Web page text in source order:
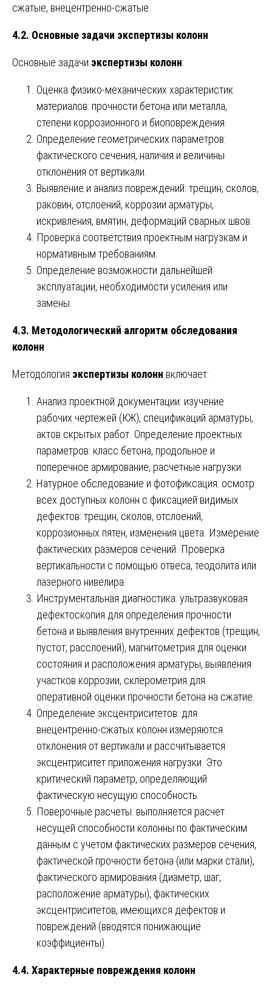
сжатые, внецентренно-сжатые.
4.2. Основные задачи экспертизы колонн
Основные задачи экспертизы колонн:
Оценка физико-механических характеристик
материалов: прочности бетона или металла,
степени коррозионного и биоповреждения.
Определение геометрических параметров:
фактического сечения, наличия и величины
отклонения от вертикали.
Выявление и анализ повреждений: трещин, сколов,
раковин, отслоений, коррозии арматуры,
искривления, вмятин, деформаций сварных швов.
Проверка соответствия проектным нагрузкам и
нормативным требованиям.
Определение возможности дальнейшей
эксплуатации, необходимости усиления или
замены.
4.3. Методологический алгоритм обследования
колонн
Методология экспертизы колонн включает:
Анализ проектной документации: изучение
рабочих чертежей (КЖ), спецификаций арматуры,
актов скрытых работ. Определение проектных
параметров: класс бетона, продольное и
поперечное армирование, расчетные нагрузки.
Натурное обследование и фотофиксация: осмотр
всех доступных колонн с фиксацией видимых
дефектов: трещин, сколов, отслоений,
коррозионных пятен, изменения цвета. Измерение
фактических размеров сечений. Проверка
вертикальности с помощью отвеса, теодолита или
лазерного нивелира.
Инструментальная диагностика: ультразвуковая
дефектоскопия для определения прочности
бетона и выявления внутренних дефектов (трещин,
пустот, расслоений), магнитометрия для оценки
состояния и расположения арматуры, выявления
участков коррозии, склерометрия для
оперативной оценки прочности бетона на сжатие.
Определение эксцентриситетов: для
внецентренно-сжатых колонн измеряются
отклонения от вертикали и рассчитывается
эксцентриситет приложения нагрузки. Это
критический параметр, определяющий
фактическую несущую способность.
Поверочные расчеты: выполняется расчет
несущей способности колонны по фактическим
данным с учетом фактических размеров сечения,
фактической прочности бетона (или марки стали),
фактического армирования (диаметр, шаг,
расположение арматуры), фактических
эксцентриситетов, имеющихся дефектов и
повреждений (вводятся понижающие
коэффициенты).
4.4. Характерные повреждения колонн